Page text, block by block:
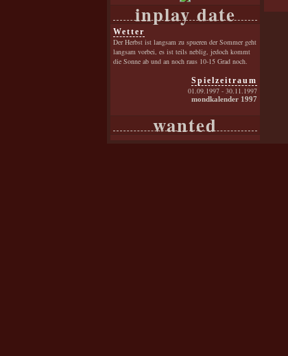
inplay date
Wetter
Der Herbst ist langsam zu spueren der Sommer geht
langsam vorbei, es ist teils neblig, jedoch kommt
die Sonne ab und an noch raus 10-15 Grad noch.
Spielzeitraum
01.09.1997 - 30.11.1997
mondkalender 1997
wanted